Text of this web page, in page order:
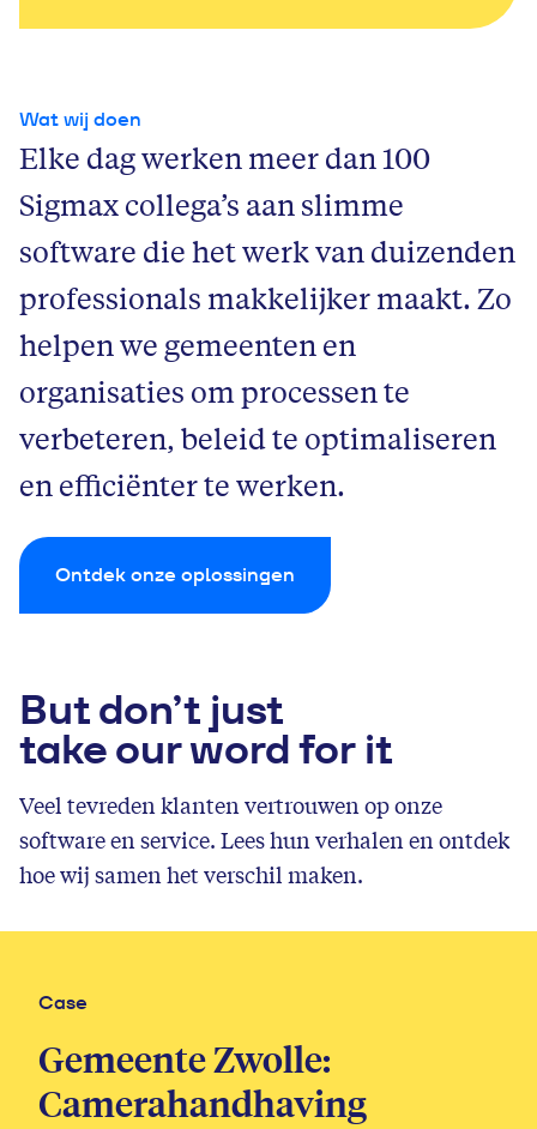
Wat wij doen
Elke dag werken meer dan 100
Sigmax collega’s aan slimme
software die het werk van duizenden
professionals makkelijker maakt. Zo
helpen we gemeenten en
organisaties om processen te
verbeteren, beleid te optimaliseren
en efficiënter te werken.
Ontdek onze oplossingen
But don’t just
take our word for it
Veel tevreden klanten vertrouwen op onze
software en service. Lees hun verhalen en ontdek
hoe wij samen het verschil maken.
Case
Gemeente Zaanstad:
CityPermit vergunningen
Case
Gemeente Zwolle:
Camerahandhaving
Case
Gemeente Utrecht:
Camerahandhaving
Case
NS: Digitale inspectie met
Sigmax